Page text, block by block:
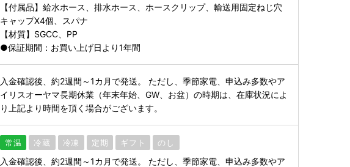
【付属品】給水ホース、排水ホース、ホースクリップ、輸送用固定ねじ穴
キャップX4個、スパナ
【材質】SGCC、PP
●保証期間：お買い上げ日より1年間
入金確認後、約2週間～1カ月で発送。 ただし、季節家電、申込み多数やア
イリスオーヤマ長期休業（年末年始、GW、お盆）の時期は、在庫状況によ
り上記より時間を頂く場合がございます。
常温 冷蔵 冷凍 定期 ギフト のし
入金確認後、約2週間～1カ月で発送。 ただし、季節家電、申込み多数やア